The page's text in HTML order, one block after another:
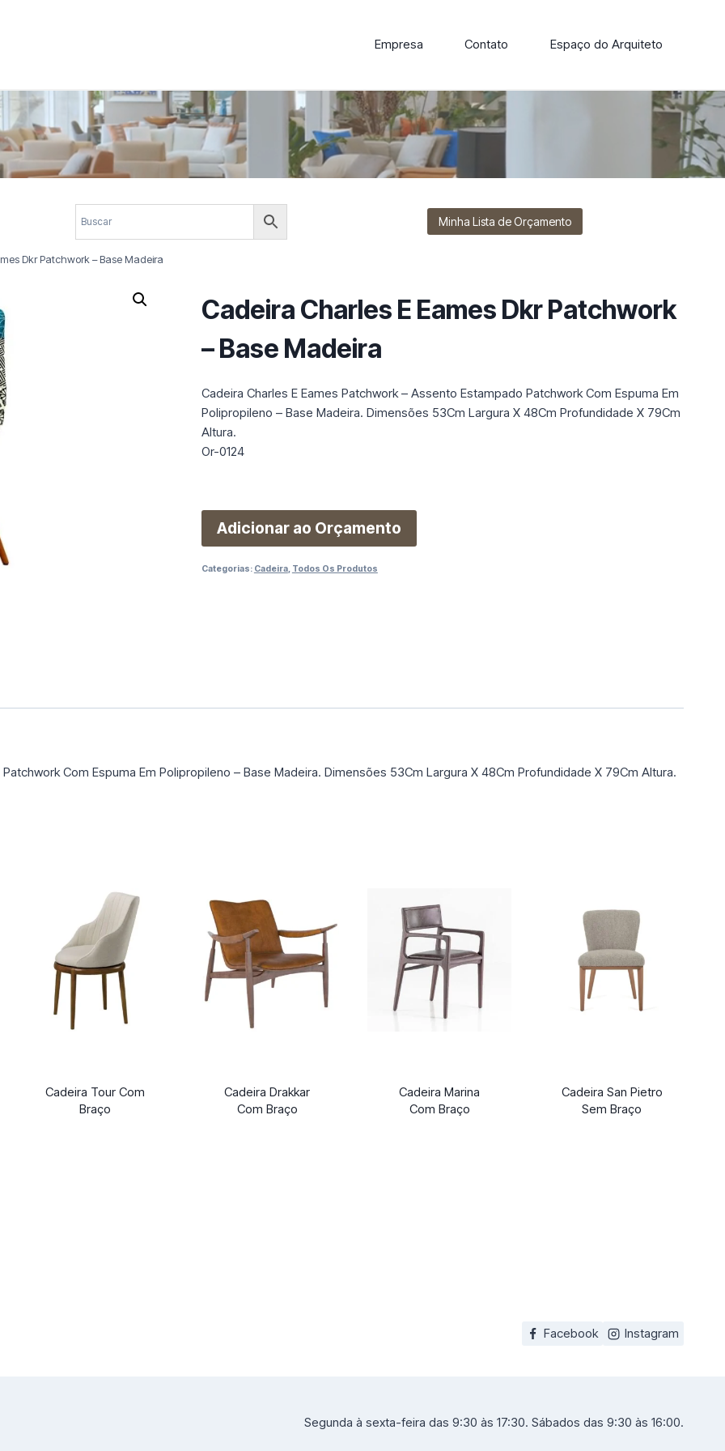
Empresa Contato Espaço do Arquiteto
com elegância, funcionalidade e personalidade. Explore nossa linha de cadeiras, poltronas, sofás e mesas de
design.
Minha Lista de Orçamento
Dkr Patchwork – Base Madeira
Cadeira Charles E Eames Dkr Patchwork
– Base Madeira
Cadeira Charles E Eames Patchwork – Assento Estampado Patchwork Com Espuma Em
Polipropileno – Base Madeira. Dimensões 53Cm Largura X 48Cm Profundidade X 79Cm
Altura.
Or-0124
Adicionar ao Orçamento
Categorias: Cadeira, Todos Os Produtos
Com Espuma Em Polipropileno – Base Madeira. Dimensões 53Cm Largura X 48Cm Profundidade X 79Cm Altura.
Cadeira Tour Com
Braço
Cadeira Drakkar
Com Braço
Cadeira Marina
Com Braço
Cadeira San Pietro
Sem Braço
Facebook Instagram
Segunda à sexta-feira das 9:30 às 17:30. Sábados das 9:30 às 16:00.